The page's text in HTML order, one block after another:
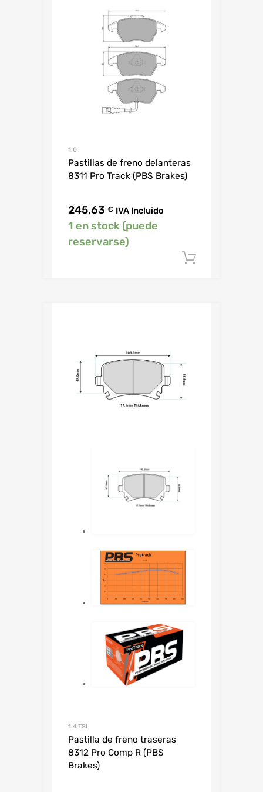
1.0
Pastillas de freno delanteras
8311 Pro Track (PBS Brakes)
245,63 € IVA Incluido
1 en stock (puede
reservarse)
1.4 TSI
Pastilla de freno traseras
8312 Pro Comp R (PBS
Brakes)